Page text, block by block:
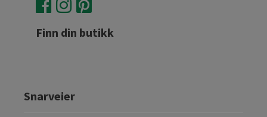
Finn din butikk
Snarveier